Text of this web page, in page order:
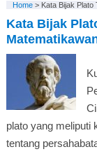
Home> Kata Bijak Plato
Kata Bijak
plato yang meliputi
tentang